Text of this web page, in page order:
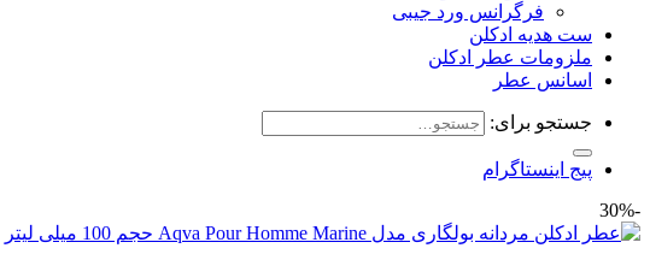
فرگرانس ورد جیبی
ست هدیه ادکلن
ملزومات عطر ادکلن
اسانس عطر
جستجو برای:
پیج اینستاگرام
-30%